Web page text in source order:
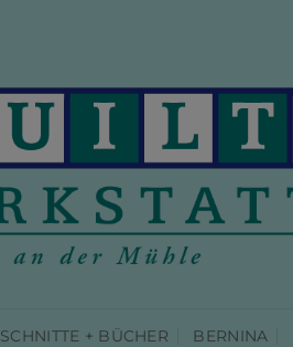
SCHNITTE + BÜCHER BERNINA